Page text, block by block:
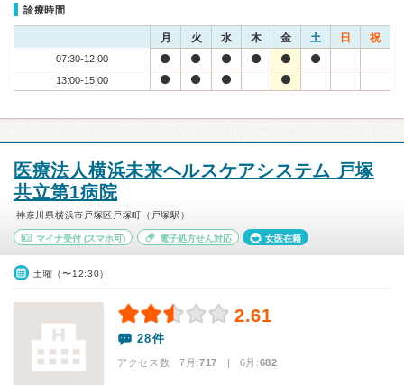
診療時間
月 火 水 木 金 土 日 祝
07:30-12:00
13:00-15:00
医療法人横浜未来ヘルスケアシステム 戸塚
共立第1病院
神奈川県横浜市戸塚区戸塚町（戸塚駅）
マイナ受付 (スマホ可) 電子処方せん対応 女医在籍
土曜（〜12:30）
2.61
28件
アクセス数 7月:717 | 6月:682